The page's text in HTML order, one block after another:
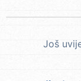
Još